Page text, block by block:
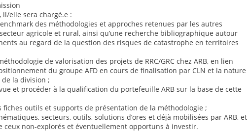
il/elle sera chargé.e :
des méthodologies et approches retenues par les autres
agricole et rural, ainsi qu’une recherche bibliographique autour
au regard de la question des risques de catastrophe en territoires
de valorisation des projets de RRC/GRC chez ARB, en lien
du groupe AFD en cours de finalisation par CLN et la nature
la division ;
et procéder à la qualification du portefeuille ARB sur la base de cette
fiches outils et supports de présentation de la méthodologie ;
secteurs, outils, solutions d’ores et déjà mobilisées par ARB, et
ceux non-explorés et éventuellement opportuns à investir.